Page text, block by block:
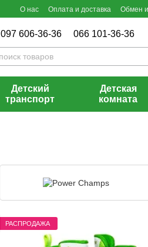
О нас Оплата и доставка Обмен
097 606-36-36 066 101-36-36
Детский
транспорт
Детская
комната
РАСПРОДАЖА